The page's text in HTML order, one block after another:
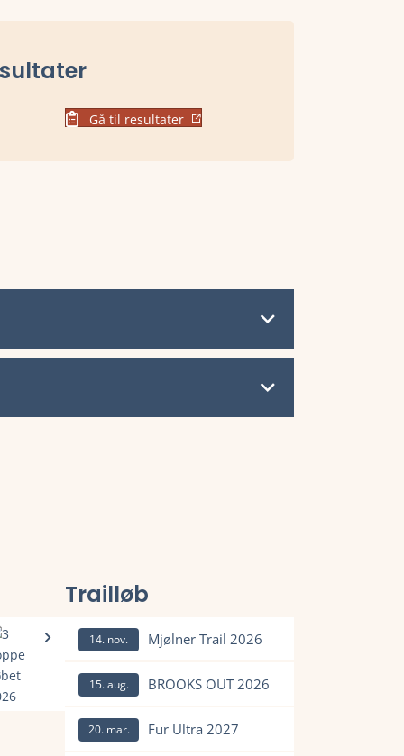
Gå til resultater
resultater, tidligere vindere, rute og meget mere.
Trailløb
14. nov. Mjølner Trail 2026
Læs mere om Mjølner Trail 2026 og se tilmelding,
15. aug. BROOKS OUT 2026
Læs mere om BROOKS OUT 2026 og se tilmelding,
20. mar. Fur Ultra 2027